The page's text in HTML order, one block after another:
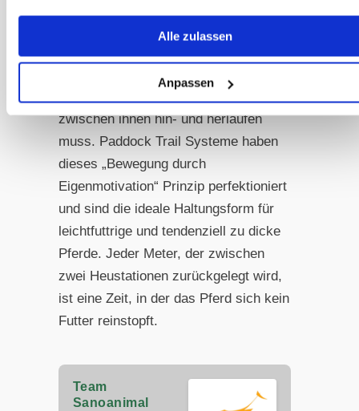
Alle zulassen
Anpassen
verschiedenen Enden des Auslaufs zu
weit entfernt von Wasser und
zwischen ihnen hin- und herlaufen
muss. Paddock Trail Systeme haben
dieses „Bewegung durch
Eigenmotivation“ Prinzip perfektioniert
und sind die ideale Haltungsform für
leichtfuttrige und tendenziell zu dicke
Pferde. Jeder Meter, der zwischen
zwei Heustationen zurückgelegt wird,
ist eine Zeit, in der das Pferd sich kein
Futter reinstopft.
Team
Sanoanimal